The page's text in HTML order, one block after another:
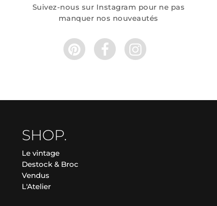
Suivez-nous sur Instagram pour ne pas
manquer nos nouveautés
SHOP.
Le vintage
Destock & Broc
Vendus
L'Atelier